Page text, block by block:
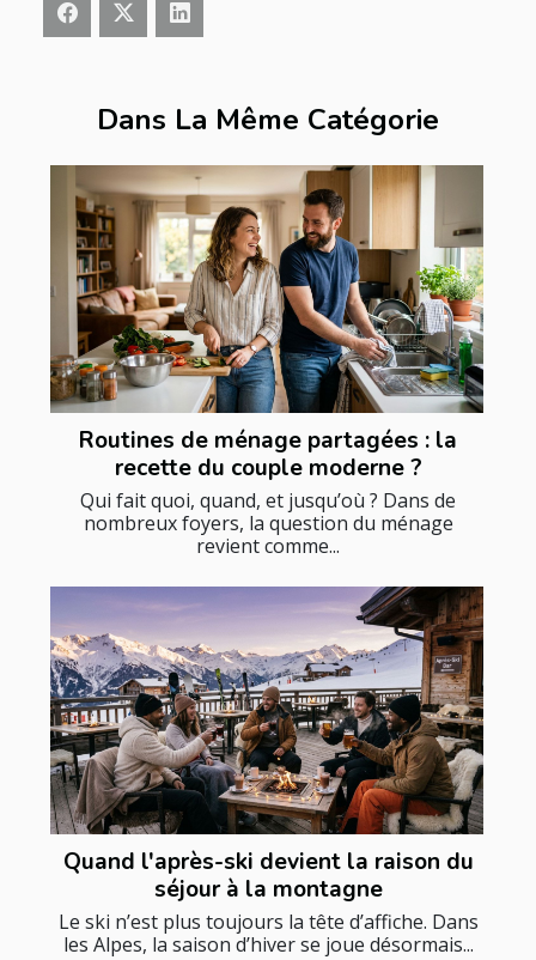
Dans La Même Catégorie
Routines de ménage partagées : la
recette du couple moderne ?
Qui fait quoi, quand, et jusqu’où ? Dans de
nombreux foyers, la question du ménage
revient comme...
Quand l'après-ski devient la raison du
séjour à la montagne
Le ski n’est plus toujours la tête d’affiche. Dans
les Alpes, la saison d’hiver se joue désormais...